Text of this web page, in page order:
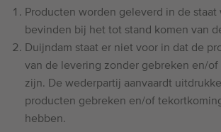
Producten worden geleverd in de staat
bevinden bij het tot stand komen van
Duijndam staat er niet voor in dat de
van de levering zonder gebreken en/
zijn. De wederpartij aanvaardt
producten gebreken en/of
hebben.